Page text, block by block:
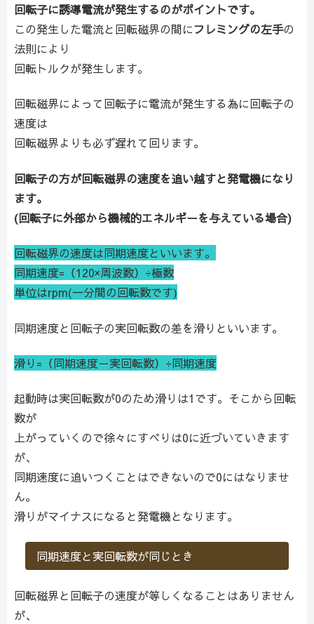
回転子に誘導電流が発生するのがポイントです。
この発生した電流と回転磁界の間にフレミングの左手の
法則により
回転トルクが発生します。
回転磁界によって回転子に電流が発生する為に回転子の
速度は
回転磁界よりも必ず遅れて回ります。
回転子の方が回転磁界の速度を追い越すと発電機になり
ます。
(回転子に外部から機械的エネルギーを与えている場合)
回転磁界の速度は同期速度といいます。
同期速度=（120×周波数）÷極数
単位はrpm(一分間の回転数です)
同期速度と回転子の実回転数の差を滑りといいます。
滑り=（同期速度－実回転数）÷同期速度
起動時は実回転数が0のため滑りは1です。そこから回転
数が
上がっていくので徐々にすべりは0に近づいていきます
が、
同期速度に追いつくことはできないので0にはなりませ
ん。
滑りがマイナスになると発電機となります。
同期速度と実回転数が同じとき
回転磁界と回転子の速度が等しくなることはありません
が、